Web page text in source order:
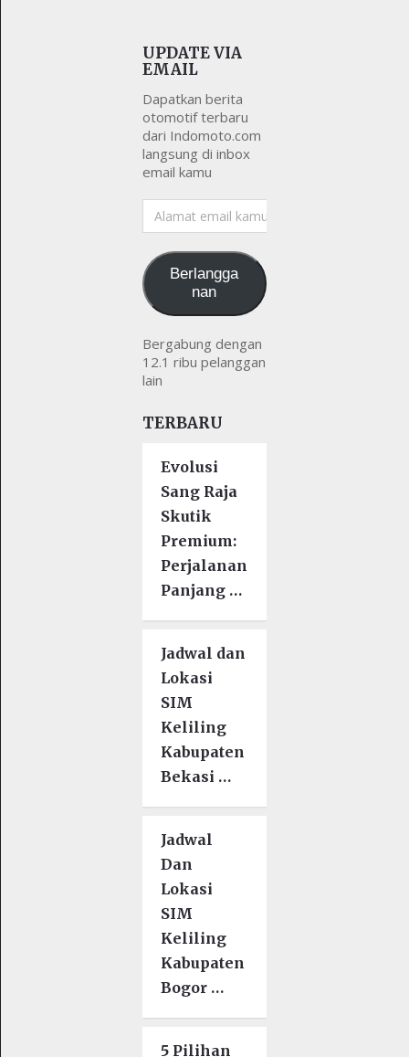
UPDATE VIA
EMAIL
Dapatkan berita
otomotif terbaru
dari Indomoto.com
langsung di inbox
email kamu
Alamat
email
Berlangga
nan
Bergabung dengan
12.1 ribu pelanggan
lain
TERBARU
Evolusi
Sang Raja
Skutik
Premium:
Perjalanan
Panjang …
Jadwal dan
Lokasi
SIM
Keliling
Kabupaten
Bekasi …
Jadwal
Dan
Lokasi
SIM
Keliling
Kabupaten
Bogor …
5 Pilihan